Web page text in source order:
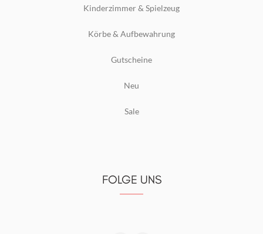
Kinderzimmer & Spielzeug
Körbe & Aufbewahrung
Gutscheine
Neu
Sale
FOLGE UNS